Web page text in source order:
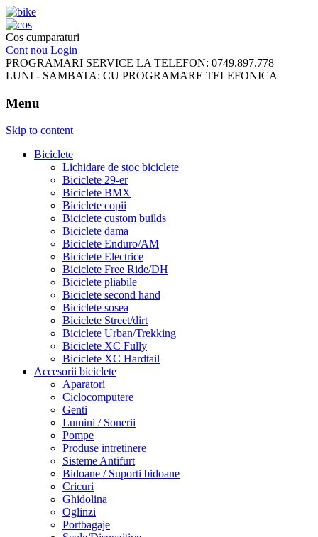
FreeRideBikes
Cos cumparaturi
Cont nou Login
PROGRAMARI SERVICE LA TELEFON: 0749.897.778
LUNI - SAMBATA: CU PROGRAMARE TELEFONICA
Menu
Skip to content
Biciclete
Lichidare de stoc biciclete
Biciclete 29-er
Biciclete BMX
Biciclete copii
Biciclete custom builds
Biciclete dama
Biciclete Enduro/AM
Biciclete Electrice
Biciclete Free Ride/DH
Biciclete pliabile
Biciclete second hand
Biciclete sosea
Biciclete Street/dirt
Biciclete Urban/Trekking
Biciclete XC Fully
Biciclete XC Hardtail
Accesorii biciclete
Aparatori
Ciclocomputere
Genti
Lumini / Sonerii
Pompe
Produse intretinere
Sisteme Antifurt
Bidoane / Suporti bidoane
Cricuri
Ghidolina
Oglinzi
Portbagaje